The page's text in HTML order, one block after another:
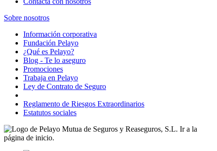
Sobre nosotros
Información corporativa
Fundación Pelayo
¿Qué es Pelayo?
Blog - Te lo aseguro
Promociones
Trabaja en Pelayo
Ley de Contrato de Seguro
Reglamento de Riesgos Extraordinarios
Estatutos sociales